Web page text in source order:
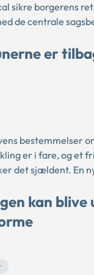
sikre borgerens
de centrale
er
er i fare, og
det sjældent. En
kan